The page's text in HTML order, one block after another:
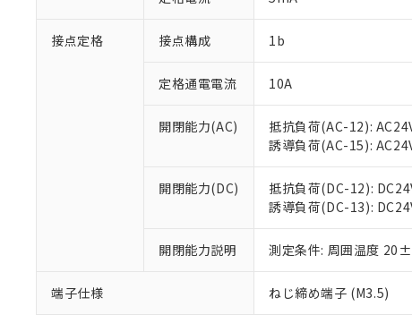
接点定格 接点構成 1b
定格通電電流 10A
開閉能力(AC)
抵抗負荷(AC-12):
誘導負荷(AC-15):
開閉能力(DC)
抵抗負荷(DC-12):
誘導負荷(DC-13):
開閉能力説明 測定条件: 周囲温度
端子仕様 ねじ締め端子 (M3.5)
本サービスは
当社制御機器
い。
正式な納期状
当社販売員に
在庫状況およ
す。
マイパーツ機
ている必要が
お客様が当ウ
が、当社の製
さい。
*EU RoHS指令（10物質）
フタル酸ビス(2-エチルヘ
ル（DBP） 1000ppm以下
但し、RoHS指令で産業用
フタル酸エステル類の４
※2 対応予定月
部品在庫の切り替え
※3 非含有証明書
「×」：最大均質材
Pb(鉛) :1000ppm、 Hg(水
DEHP(フタル酸ビス(2-エ
※2 環境保護使用
「ｅ」：有害物質（
味します。
「－」：未確認です
当社は、これ
などの必要な
ます。
当社は貴社製
置等に一切使
当社は、貴社
たしません。
△ 一定数に
－
在庫なし(
機器販売
空
受注生産